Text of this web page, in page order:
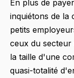
En plus de
inquiétons de la
petits
ceux du secteur
la taille d'une
quasi-totalité